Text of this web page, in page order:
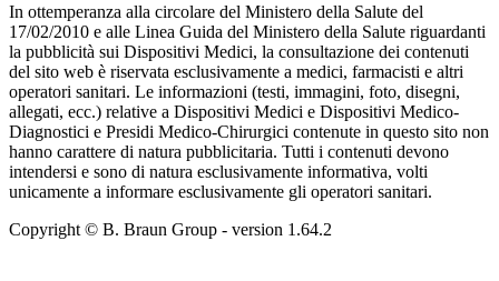
In ottemperanza alla circolare del Ministero della Salute del
17/02/2010 e alle Linea Guida del Ministero della Salute riguardanti
la pubblicità sui Dispositivi Medici, la consultazione dei contenuti
del sito web è riservata esclusivamente a medici, farmacisti e altri
operatori sanitari. Le informazioni (testi, immagini, foto, disegni,
allegati, ecc.) relative a Dispositivi Medici e Dispositivi Medico-
Diagnostici e Presidi Medico-Chirurgici contenute in questo sito non
hanno carattere di natura pubblicitaria. Tutti i contenuti devono
intendersi e sono di natura esclusivamente informativa, volti
unicamente a informare esclusivamente gli operatori sanitari.
Copyright © B. Braun Group - version 1.64.2